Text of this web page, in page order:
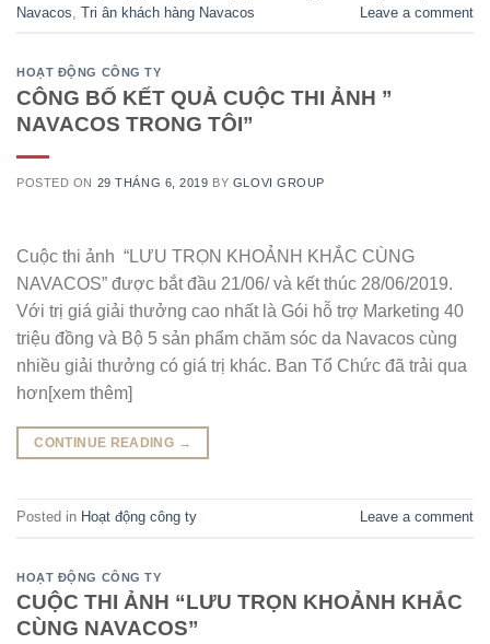
Navacos Tri ân khách hàng Navacos Leave a comment
HOẠT ĐỘNG CÔNG TY
CÔNG BỐ KẾT QUẢ CUỘC THI ẢNH ”
NAVACOS TRONG TÔI”
POSTED ON 29 THÁNG 6, 2019 BY GLOVI GROUP
Cuộc thi ảnh “LƯU TRỌN KHOẢNH KHẮC CÙNG
NAVACOS” được bắt đầu 21/06/ và kết thúc 28/06/2019.
Với trị giá giải thưởng cao nhất là Gói hỗ trợ Marketing 40
triệu đồng và Bộ 5 sản phẩm chăm sóc da Navacos cùng
nhiều giải thưởng có giá trị khác. Ban Tổ Chức đã trải qua
hơn[xem thêm]
CONTINUE READING →
Posted in Hoạt động công ty Leave a comment
HOẠT ĐỘNG CÔNG TY
CUỘC THI ẢNH “LƯU TRỌN KHOẢNH KHẮC
CÙNG NAVACOS”